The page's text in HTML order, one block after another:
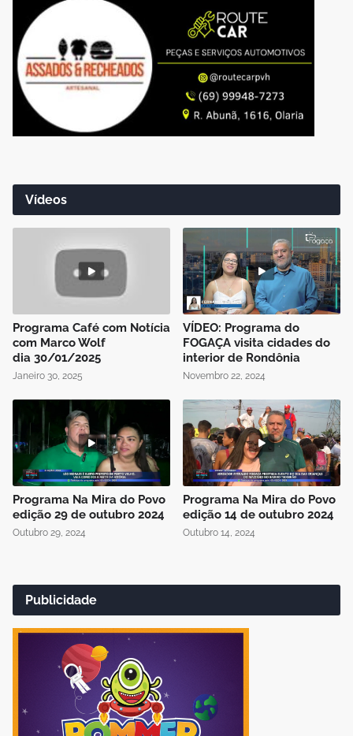
Vídeos
Programa Café com Notícia
com Marco Wolf
dia 30/01/2025
Janeiro 30, 2025
VÍDEO: Programa do
FOGAÇA visita cidades do
interior de Rondônia
Novembro 22, 2024
Programa Na Mira do Povo
edição 29 de outubro 2024
Outubro 29, 2024
Programa Na Mira do Povo
edição 14 de outubro 2024
Outubro 14, 2024
Publicidade